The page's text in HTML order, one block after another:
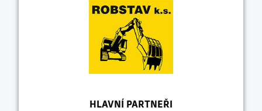
HLAVNÍ PARTNEŘI